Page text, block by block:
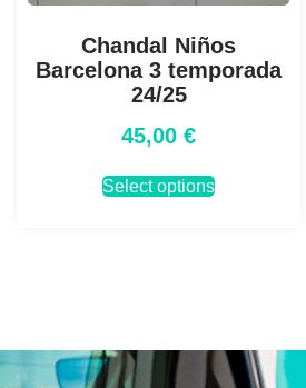
Chandal Niños
Barcelona 3 temporada
24/25
45,00 €
Select options